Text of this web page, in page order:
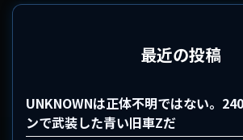
最近の投稿
UNKNOWNは正体不明ではない。
ンで武装した青い旧車Zだ